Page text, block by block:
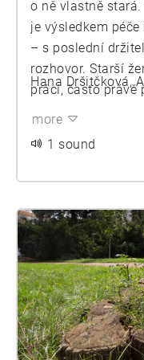
o ně vlastně
je výsledkem
– s poslední
rozhovor. Starší
práci, často právě
dostává nejméně
komunitě a jsou
Tuto znalost
veřejném
předzahrádky s
udržují naživu
plením. Pohled
o jejich existenci,
nezaclání auto
Hana Dršitčková,
more
1 sound